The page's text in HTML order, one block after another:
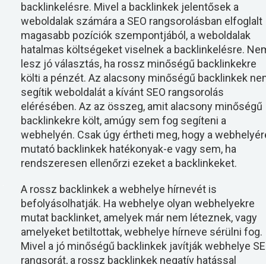
backlinkelésre. Mivel a backlinkek jelentősek a
weboldalak számára a SEO rangsorolásban elfoglalt
magasabb pozíciók szempontjából, a weboldalak
hatalmas költségeket viselnek a backlinkelésre.
lesz jó választás, ha rossz minőségű backlinkekre
költi a pénzét. Az alacsony minőségű backlinkek
segítik weboldalát a kívánt SEO rangsorolás
elérésében. Az az összeg, amit alacsony minőségű
backlinkekre költ, amúgy sem fog segíteni a
webhelyén. Csak úgy értheti meg, hogy a
mutató backlinkek hatékonyak-e vagy sem, ha
rendszeresen ellenőrzi ezeket a backlinkeket.
A rossz backlinkek a webhelye hírnevét is
befolyásolhatják. Ha webhelye olyan webhelyekre
mutat backlinket, amelyek már nem léteznek, vagy
amelyeket betiltottak, webhelye hírneve sérülni fog.
Mivel a jó minőségű backlinkek javítják webhelye
rangsorát, a rossz backlinkek negatív hatással